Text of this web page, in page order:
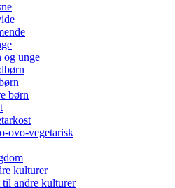
og unge
børn
ovo-vegetarisk
kulturer
til andre kulturer